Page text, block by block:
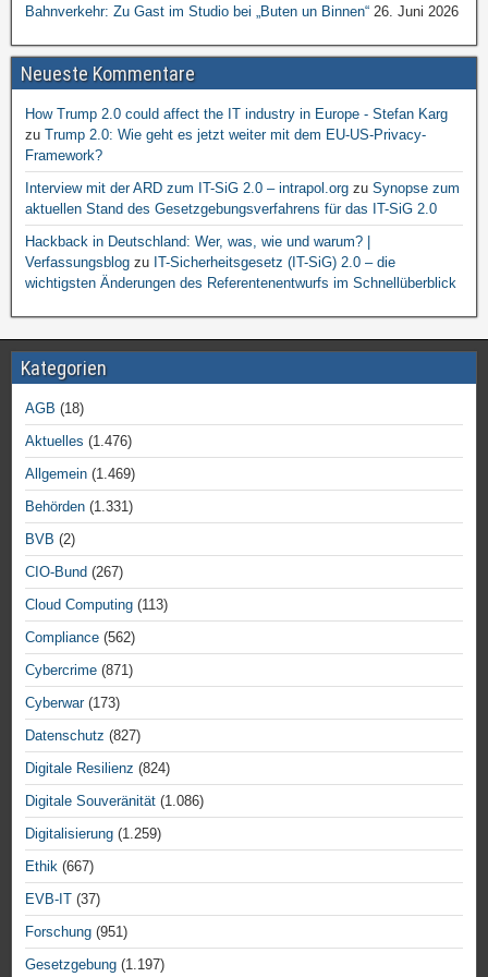
Bahnverkehr: Zu Gast im Studio bei „Buten un Binnen“ 26. Juni 2026
Neueste Kommentare
How Trump 2.0 could affect the IT industry in Europe - Stefan Karg
zu Trump 2.0: Wie geht es jetzt weiter mit dem EU-US-Privacy-
Framework?
Interview mit der ARD zum IT-SiG 2.0 – intrapol.org zu Synopse zum
aktuellen Stand des Gesetzgebungsverfahrens für das IT-SiG 2.0
Hackback in Deutschland: Wer, was, wie und warum? |
Verfassungsblog zu IT-Sicherheitsgesetz (IT-SiG) 2.0 – die
wichtigsten Änderungen des Referentenentwurfs im Schnellüberblick
Kategorien
AGB (18)
Aktuelles (1.476)
Allgemein (1.469)
Behörden (1.331)
BVB (2)
CIO-Bund (267)
Cloud Computing (113)
Compliance (562)
Cybercrime (871)
Cyberwar(173)
Datenschutz (827)
Digitale Resilienz (824)
Digitale Souveränität (1.086)
Digitalisierung (1.259)
Ethik (667)
EVB-IT (37)
Forschung (951)
Gesetzgebung (1.197)